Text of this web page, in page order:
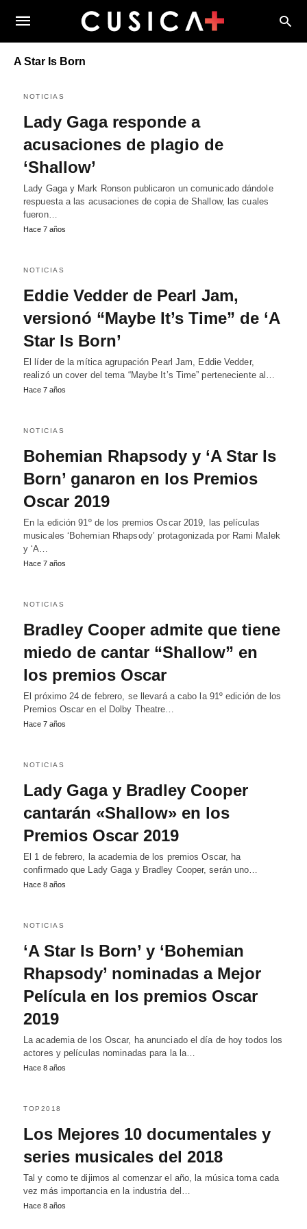
A Star Is Born
NOTICIAS
Lady Gaga responde a
acusaciones de plagio de
‘Shallow’
Lady Gaga y Mark Ronson publicaron un comunicado dándole
respuesta a las acusaciones de copia de Shallow, las cuales
fueron…
Hace 7 años
NOTICIAS
Eddie Vedder de Pearl Jam,
versionó “Maybe It’s Time” de ‘A
Star Is Born’
El líder de la mítica agrupación Pearl Jam, Eddie Vedder,
realizó un cover del tema “Maybe It’s Time” perteneciente al…
Hace 7 años
NOTICIAS
Bohemian Rhapsody y ‘A Star Is
Born’ ganaron en los Premios
Oscar 2019
En la edición 91º de los premios Oscar 2019, las películas
musicales ‘Bohemian Rhapsody’ protagonizada por Rami Malek
y ‘A…
Hace 7 años
NOTICIAS
Bradley Cooper admite que tiene
miedo de cantar “Shallow” en
los premios Oscar
El próximo 24 de febrero, se llevará a cabo la 91º edición de los
Premios Oscar en el Dolby Theatre…
Hace 7 años
NOTICIAS
Lady Gaga y Bradley Cooper
cantarán «Shallow» en los
Premios Oscar 2019
El 1 de febrero, la academia de los premios Oscar, ha
confirmado que Lady Gaga y Bradley Cooper, serán uno…
Hace 8 años
NOTICIAS
‘A Star Is Born’ y ‘Bohemian
Rhapsody’ nominadas a Mejor
Película en los premios Oscar
2019
La academia de los Oscar, ha anunciado el día de hoy todos los
actores y películas nominadas para la la…
Hace 8 años
TOP2018
Los Mejores 10 documentales y
series musicales del 2018
Tal y como te dijimos al comenzar el año, la música toma cada
vez más importancia en la industria del…
Hace 8 años